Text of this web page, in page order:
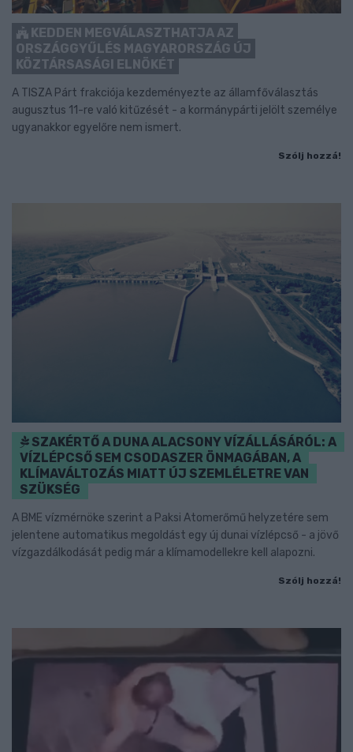
KEDDEN MEGVÁLASZTHATJA AZ
ORSZÁGGYŰLÉS MAGYARORSZÁG ÚJ
KÖZTÁRSASÁGI ELNÖKÉT
A TISZA Párt frakciója kezdeményezte az államfőválasztás
augusztus 11-re való kitűzését - a kormánypárti jelölt személye
ugyanakkor egyelőre nem ismert.
Szólj hozzá!
SZAKÉRTŐ A DUNA ALACSONY VÍZÁLLÁSÁRÓL: A
VÍZLÉPCSŐ SEM CSODASZER ÖNMAGÁBAN, A
KLÍMAVÁLTOZÁS MIATT ÚJ SZEMLÉLETRE VAN
SZÜKSÉG
A BME vízmérnöke szerint a Paksi Atomerőmű helyzetére sem
jelentene automatikus megoldást egy új dunai vízlépcső - a jövő
vízgazdálkodását pedig már a klímamodellekre kell alapozni.
Szólj hozzá!